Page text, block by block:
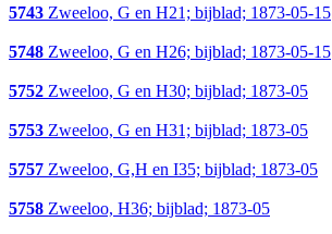
5743 Zweeloo, G en H21; bijblad; 1873-05-15
5748 Zweeloo, G en H26; bijblad; 1873-05-15
5752 Zweeloo, G en H30; bijblad; 1873-05
5753 Zweeloo, G en H31; bijblad; 1873-05
5757 Zweeloo, G,H en I35; bijblad; 1873-05
5758 Zweeloo, H36; bijblad; 1873-05